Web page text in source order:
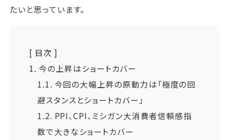
たいと思っています。
[ 目次 ]
1. 今の上昇はショートカバー
1.1. 今回の大幅上昇の原動力は「極度の回
避スタンスとショートカバー」
1.2. PPI、CPI、ミシガン大消費者信頼感指
数で大きなショートカバー